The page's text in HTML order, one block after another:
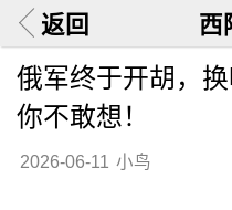
返回 西
俄军终于开胡，
你不敢想！
2026-06-11 小鸟